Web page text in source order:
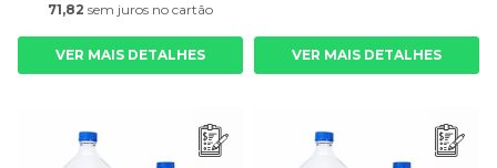
71,82 sem juros no cartão
VER MAIS DETALHES VER MAIS DETALHES